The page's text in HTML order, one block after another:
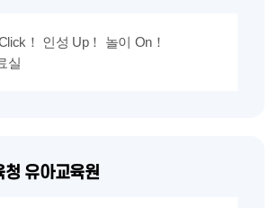
！ 인성 Up！ 놀이 On！
실
청 유아교육원